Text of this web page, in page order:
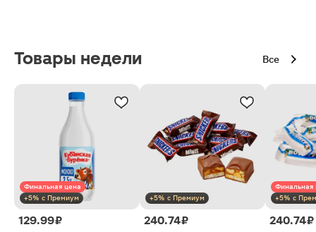
Товары недели Все
Финальная цена
+5% с Премиум
129.99 ₽
+5% с Премиум
240.74 ₽
Финальная
+5% с
240.74 ₽